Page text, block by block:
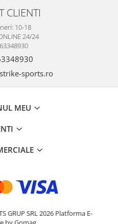
CLIENTI
10-18
24/24
sports.ro
MEU
GRUP SRL 2026 Platforma E-